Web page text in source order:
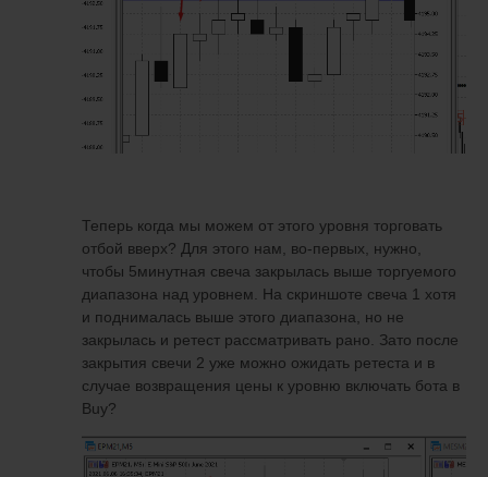
Теперь когда мы можем от этого уровня торговать
отбой вверх? Для этого нам, во-первых, нужно,
чтобы 5минутная свеча закрылась выше торгуемого
диапазона над уровнем. На скриншоте свеча 1 хотя
и поднималась выше этого диапазона, но не
закрылась и ретест рассматривать рано. Зато после
закрытия свечи 2 уже можно ожидать ретеста и в
случае возвращения цены к уровню включать бота в
Buy?